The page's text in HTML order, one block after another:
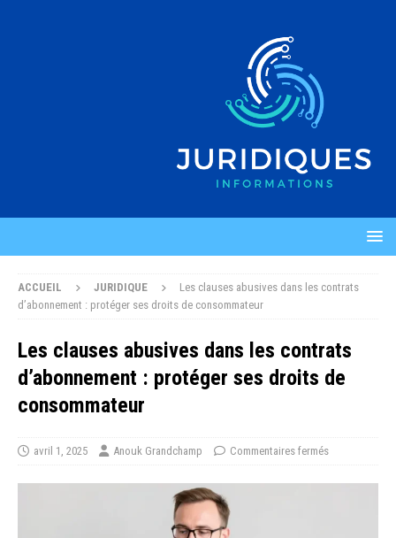
ACCUEIL JURIDIQUE
Les clauses abusives dans les contrats
d’abonnement : protéger ses droits de consommateur
Les clauses abusives dans les contrats
d’abonnement : protéger ses droits de
consommateur
avril 1, 2025 Anouk Grandchamp Commentaires fermés